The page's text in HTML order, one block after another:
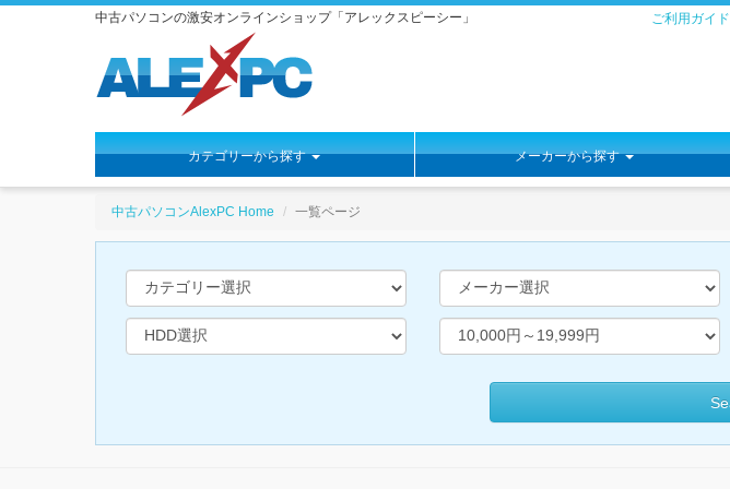
中古パソコンの激安オンラインショップ「アレックスピーシー」 ご利用ガイド
カテゴリーから探す メーカーから探す
中古パソコンAlexPC Home 一覧ページ